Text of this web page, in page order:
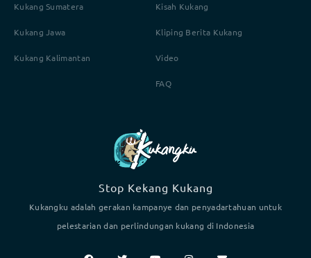
Stop Kekang Kukang
Kukangku adalah gerakan kampanye dan penyadartahuan untuk
pelestarian dan perlindungan kukang di Indonesia
Kukang Sumatera
Kukang Jawa
Kukang Kalimantan
Kisah Kukang
Kliping Berita Kukang
Video
FAQ